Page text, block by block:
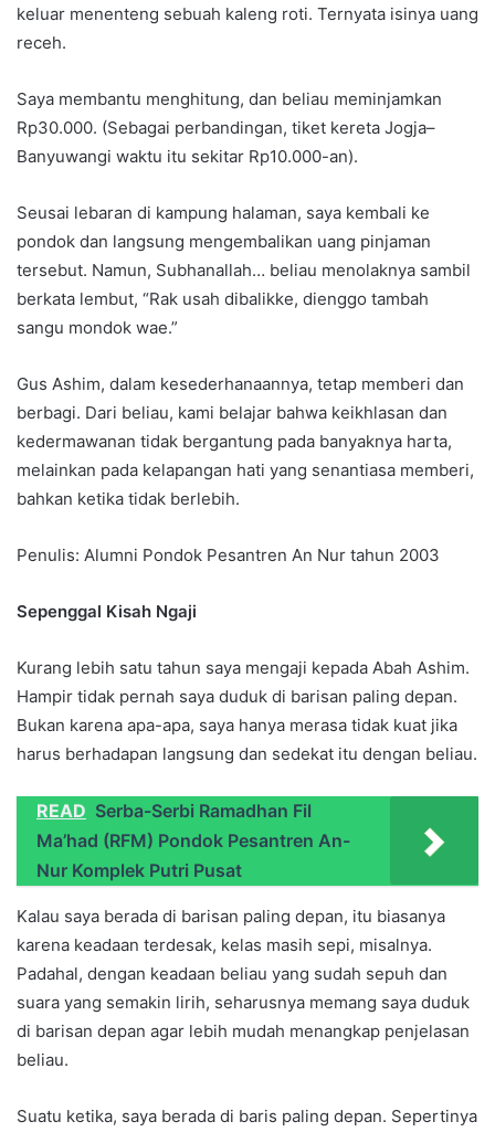
keluar menenteng sebuah kaleng roti. Ternyata isinya uang
receh.
Saya membantu menghitung, dan beliau meminjamkan
Rp30.000. (Sebagai perbandingan, tiket kereta Jogja–
Banyuwangi waktu itu sekitar Rp10.000-an).
Seusai lebaran di kampung halaman, saya kembali ke
pondok dan langsung mengembalikan uang pinjaman
tersebut. Namun, Subhanallah… beliau menolaknya sambil
berkata lembut, “Rak usah dibalikke, dienggo tambah
sangu mondok wae.”
Gus Ashim, dalam kesederhanaannya, tetap memberi dan
berbagi. Dari beliau, kami belajar bahwa keikhlasan dan
kedermawanan tidak bergantung pada banyaknya harta,
melainkan pada kelapangan hati yang senantiasa memberi,
bahkan ketika tidak berlebih.
Penulis: Alumni Pondok Pesantren An Nur tahun 2003
Sepenggal Kisah Ngaji
Kurang lebih satu tahun saya mengaji kepada Abah Ashim.
Hampir tidak pernah saya duduk di barisan paling depan.
Bukan karena apa-apa, saya hanya merasa tidak kuat jika
harus berhadapan langsung dan sedekat itu dengan beliau.
READ Serba-Serbi Ramadhan Fil
Ma’had (RFM) Pondok Pesantren An-
Nur Komplek Putri Pusat
Kalau saya berada di barisan paling depan, itu biasanya
karena keadaan terdesak, kelas masih sepi, misalnya.
Padahal, dengan keadaan beliau yang sudah sepuh dan
suara yang semakin lirih, seharusnya memang saya duduk
di barisan depan agar lebih mudah menangkap penjelasan
beliau.
Suatu ketika, saya berada di baris paling depan. Sepertinya